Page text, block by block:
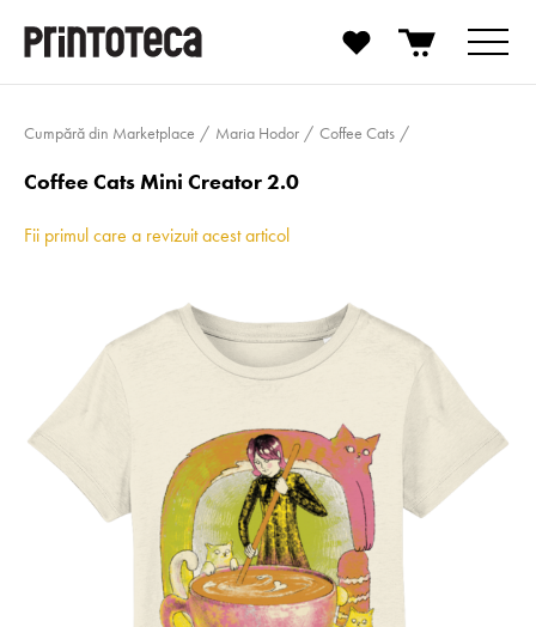
Cumpără din Marketplace Maria Hodor Coffee Cats
Coffee Cats Mini Creator 2.0
Fii primul care a revizuit acest articol